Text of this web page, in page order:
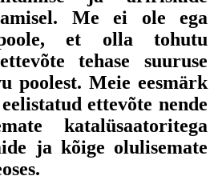
Me ei ole ega
et olla tohutu
tehase suuruse
poolest. Meie eesmärk
ettevõte nende
katalüsaatoritega
ja kõige olulisemate